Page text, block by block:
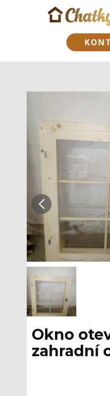
Okno
zahradní